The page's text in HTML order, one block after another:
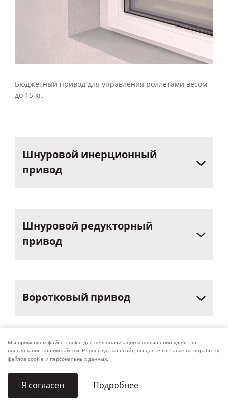
Бюджетный привод для управления роллетами весом
до 15 кг.
Шнуровой инерционный
привод
Шнуровой редукторный
привод
Воротковый привод
Кордовыйпривод
Мы применяем файлы cookie для персонализации и повышения удобства
пользования нашим сайтом. Используя наш сайт, вы даете согласие на обработку
файлов cookie и персональных данных.
Я согласен Подробнее